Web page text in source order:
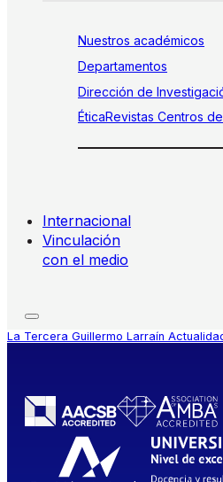
Nuestros académicos
Departamentos
Dirección de
ÉticaRevistas Centros
Internacional
Vinculación
con el medio
La Tercera Guillermo Larraín